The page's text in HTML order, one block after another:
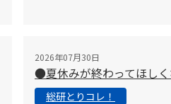
2026年07月30日
●夏休みが終わってほし
総研とりコレ！